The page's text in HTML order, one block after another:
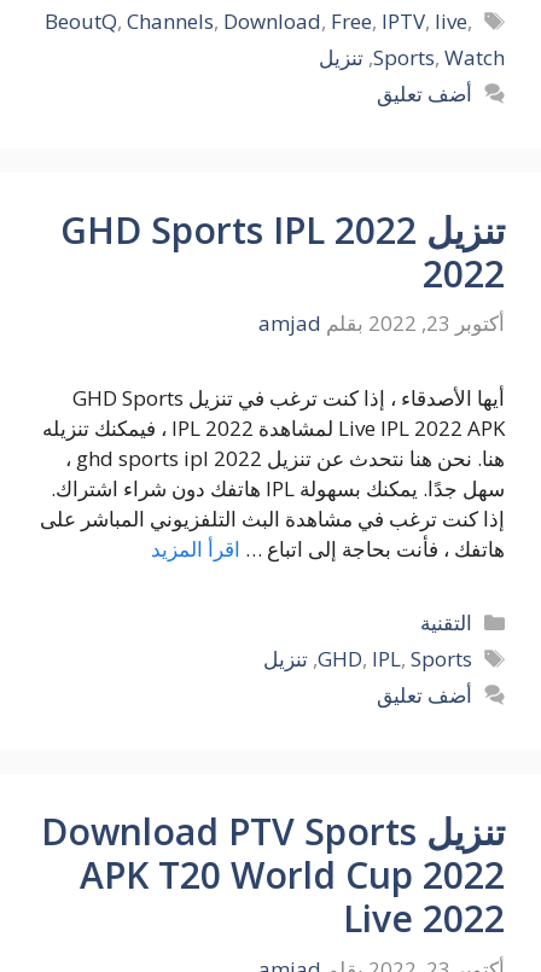
الوسوم
BeoutQ, Channels, Download, Free, IPTV, live,
Sports, Watch
, تنزيل
أضف تعليق
تنزيل GHD Sports IPL 2022
2022
أكتوبر 23, 2022 بقلم amjad
أيها الأصدقاء ، إذا كنت ترغب في تنزيل GHD Sports
Live IPL 2022 APK لمشاهدة IPL 2022 ، فيمكنك تنزيله
هنا. نحن هنا نتحدث عن تنزيل ghd sports ipl 2022 ،
سهل جدًا. يمكنك بسهولة IPL هاتفك دون شراء اشتراك.
إذا كنت ترغب في مشاهدة البث التلفزيوني المباشر على
هاتفك ، فأنت بحاجة إلى اتباع … اقرأ المزيد
التصنيفات
التقنية
الوسوم
GHD, IPL, Sports
,تنزيل
أضف تعليق
تنزيل Download PTV Sports
APK T20 World Cup 2022
Live 2022